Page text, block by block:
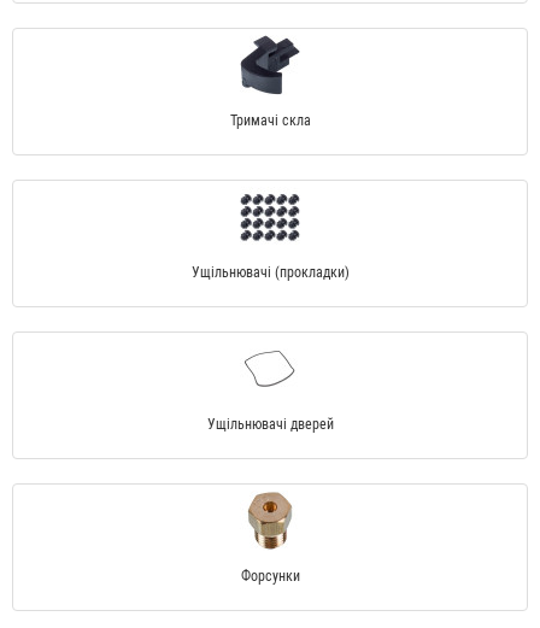
Тримачі скла
Ущільнювачі (прокладки)
Ущільнювачі дверей
Форсунки